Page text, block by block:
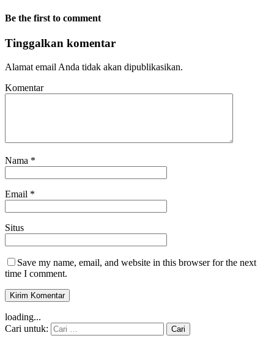
Be the first to comment
Tinggalkan komentar
Alamat email Anda tidak akan dipublikasikan.
Komentar
Nama *
Email *
Situs
Save my name, email, and website in this browser for the next
time I comment.
loading...
Cari untuk: